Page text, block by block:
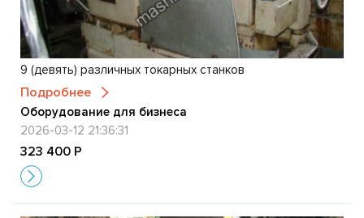
9 (девять) различных токарных станков
Подробнее
Оборудование для бизнеса
2026-03-12 21:36:31
323 400 Р